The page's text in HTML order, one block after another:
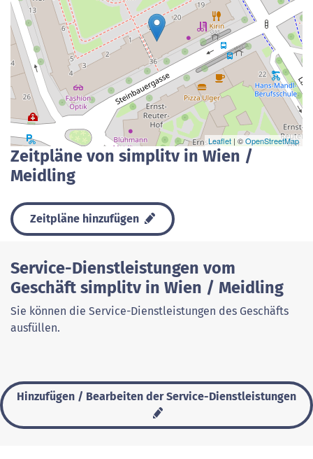
Leaflet | ©OpenStreetMap
Zeitpläne von simplitv in Wien /
Meidling
Zeitpläne hinzufügen
Service-Dienstleistungen vom
Geschäft simplitv in Wien / Meidling
Sie können die Service-Dienstleistungen des Geschäfts
ausfüllen.
Hinzufügen / Bearbeiten der Service-Dienstleistungen